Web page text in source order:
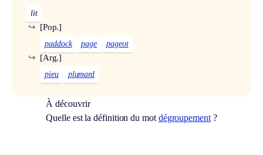
lit
[Pop.]
↪
paddock page pageot
[Arg.]
↪
pieu plumard
À découvrir
Quelle est la définition du mot dégroupement?